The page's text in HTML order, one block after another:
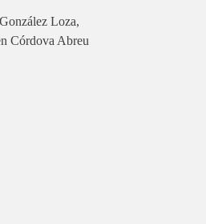
Loza,
Córdova Abreu